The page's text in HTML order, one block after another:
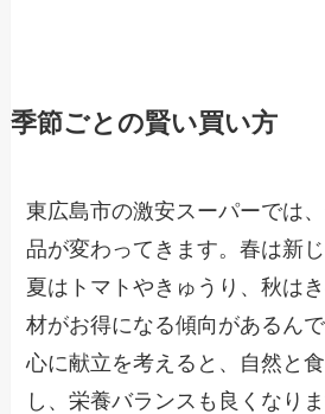
季節ごとの賢い買い方
東広島市の激安スーパーでは
品が変わってきます。春は新
夏はトマトやきゅうり、秋は
材がお得になる傾向があるん
心に献立を考えると、自然と
し、栄養バランスも良くなり